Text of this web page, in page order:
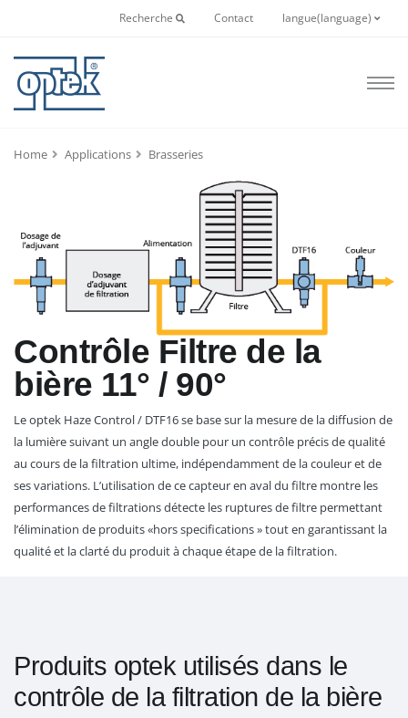
Recherche Contact langue(language)
Home Applications Brasseries
Contrôle Filtre de la
bière 11° / 90°
Le optek Haze Control / DTF16 se base sur la mesure de la diffusion de
la lumière suivant un angle double pour un contrôle précis de qualité
au cours de la filtration ultime, indépendamment de la couleur et de
ses variations. L’utilisation de ce capteur en aval du filtre montre les
performances de filtrations détecte les ruptures de filtre permettant
l’élimination de produits «hors specifications » tout en garantissant la
qualité et la clarté du produit à chaque étape de la filtration.
Produits optek utilisés dans le
contrôle de la filtration de la bière